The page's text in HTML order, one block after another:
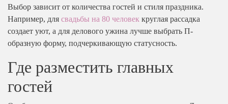
Выбор зависит от количества гостей и стиля праздника.
Например, для свадьбы на 80 человек круглая рассадка
создает уют, а для делового ужина лучше выбрать П-
образную форму, подчеркивающую статусность.
Где разместить главных
гостей